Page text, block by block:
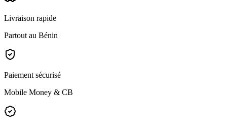
Livraison rapide
Partout au Bénin
Paiement sécurisé
Mobile Money & CB